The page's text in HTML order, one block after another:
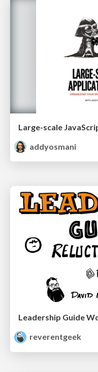
Large-scale
addyosmani
Leadership Guide
reverentgeek